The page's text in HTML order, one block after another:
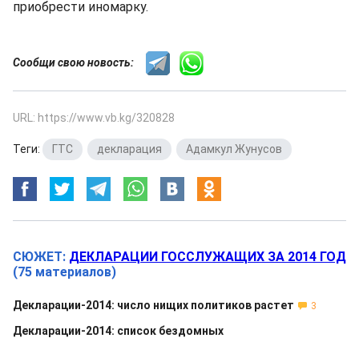
приобрести иномарку.
Сообщи свою новость:
URL: https://www.vb.kg/320828
Теги: ГТС декларация Адамкул Жунусов
СЮЖЕТ: ДЕКЛАРАЦИИ ГОССЛУЖАЩИХ ЗА 2014 ГОД
(75 материалов)
Декларации-2014: число нищих политиков растет 3
Декларации-2014: список бездомных